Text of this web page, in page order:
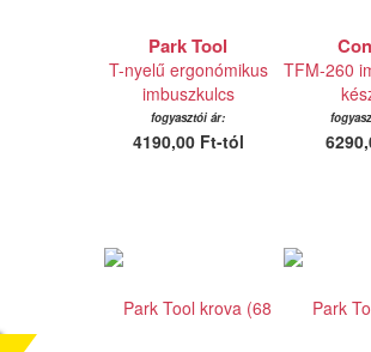
Park Tool
T-nyelű ergonómikus
imbuszkulcs
fogyasztói ár:
4190,00 Ft-tól
TFM-260